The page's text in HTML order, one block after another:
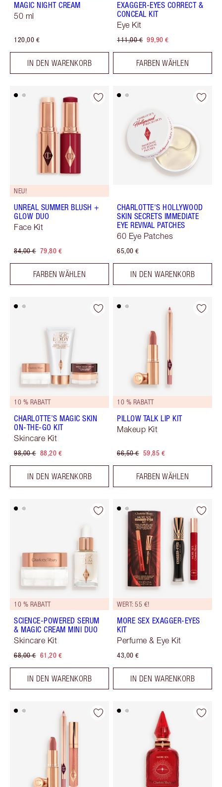
MAGIC NIGHT CREAM
50 ml
120,00 €
IN DEN WARENKORB
EXAGGER-EYES CORRECT &
CONCEAL KIT
Eye Kit
111,00 € 99,90 €
FARBEN WÄHLEN
NEU!
UNREAL SUMMER BLUSH +
GLOW DUO
Face Kit
84,00 € 79,80 €
FARBEN WÄHLEN
CHARLOTTE'S HOLLYWOOD
SKIN SECRETS IMMEDIATE
EYE REVIVAL PATCHES
60 Eye Patches
65,00 €
IN DEN WARENKORB
10 % RABATT
CHARLOTTE’S MAGIC SKIN
ON-THE-GO KIT
Skincare Kit
98,00 € 88,20 €
IN DEN WARENKORB
10 % RABATT
PILLOW TALK LIP KIT
Makeup Kit
66,50 € 59,85 €
FARBEN WÄHLEN
10 % RABATT
SCIENCE-POWERED SERUM
& MAGIC CREAM MINI DUO
Skincare Kit
68,00 € 61,20 €
IN DEN WARENKORB
WERT: 55 €!
MORE SEX EXAGGER-EYES
KIT
Perfume & Eye Kit
43,00 €
IN DEN WARENKORB